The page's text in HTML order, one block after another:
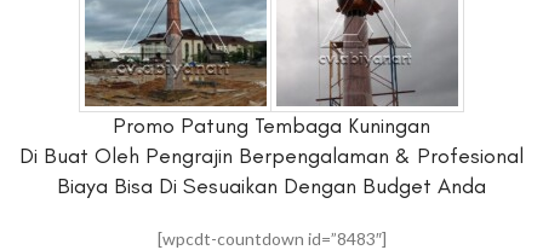
Promo Patung Tembaga Kuningan
Di Buat Oleh Pengrajin Berpengalaman & Profesional
Biaya Bisa Di Sesuaikan Dengan Budget Anda
[wpcdt-countdown id=”8483″]